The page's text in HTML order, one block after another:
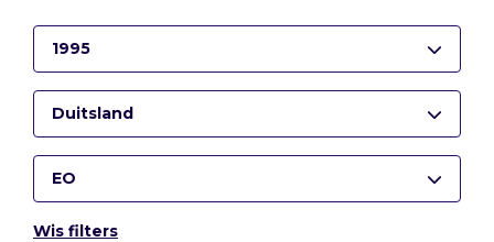
1995
Duitsland
EO
Wis filters